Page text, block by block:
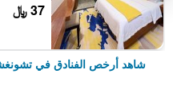
37 ﷼
شاهد أرخص الفنادق في